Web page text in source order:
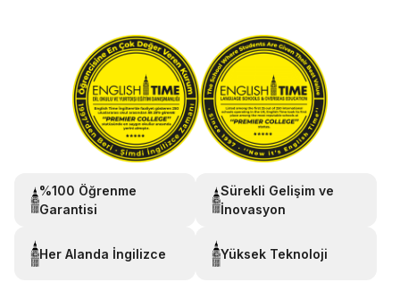
%100 Öğrenme
Garantisi
Sürekli Gelişim ve
İnovasyon
Her Alanda İngilizce Yüksek Teknoloji